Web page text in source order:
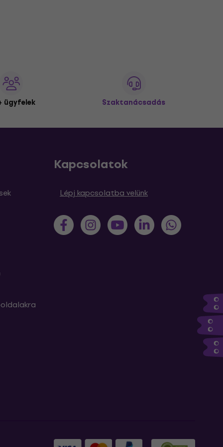
ügyfelek Szaktanácsadás
Kapcsolatok
Lépj kapcsolatba velünk